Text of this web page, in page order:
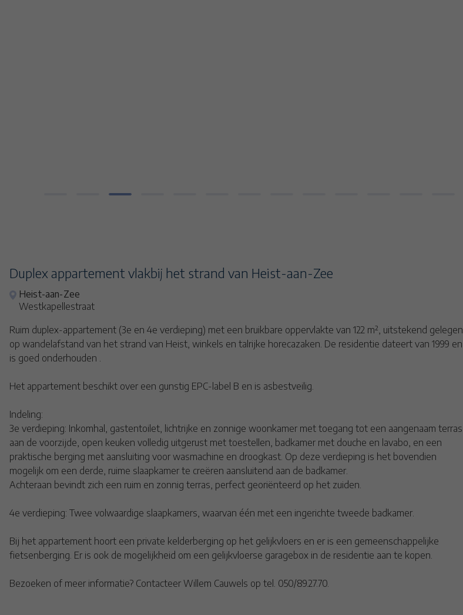
Duplex appartement vlakbij het strand van Heist-aan-Zee
Heist-aan-Zee
Westkapellestraat
Ruim duplex-appartement (3e en 4e verdieping) met een bruikbare oppervlakte van 122 m², uitstekend gelegen
op wandelafstand van het strand van Heist, winkels en talrijke horecazaken. De residentie dateert van 1999 en
is goed onderhouden .
Het appartement beschikt over een gunstig EPC-label B en is asbestveilig.
Indeling:
3e verdieping: Inkomhal, gastentoilet, lichtrijke en zonnige woonkamer met toegang tot een aangenaam terras
aan de voorzijde, open keuken volledig uitgerust met toestellen, badkamer met douche en lavabo, en een
praktische berging met aansluiting voor wasmachine en droogkast. Op deze verdieping is het bovendien
mogelijk om een derde, ruime slaapkamer te creëren aansluitend aan de badkamer.
Achteraan bevindt zich een ruim en zonnig terras, perfect georiënteerd op het zuiden.
4e verdieping: Twee volwaardige slaapkamers, waarvan één met een ingerichte tweede badkamer.
Bij het appartement hoort een private kelderberging op het gelijkvloers en er is een gemeenschappelijke
fietsenberging. Er is ook de mogelijkheid om een gelijkvloerse garagebox in de residentie aan te kopen.
Bezoeken of meer informatie? Contacteer Willem Cauwels op tel. 050/89.27.70.